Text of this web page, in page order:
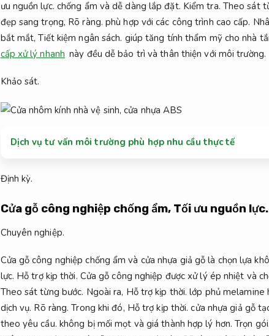
ưu nguồn lực. chống ẩm và dễ dàng lắp đặt. Kiểm tra. Theo sát
đẹp sang trọng, Rõ ràng. phù hợp với các công trình cao cấp.
bắt mắt,Tiết kiệm ngân sách. giúp tăng tính thẩm mỹ cho nhà
cấp xử lý nhanh này đều dễ bảo trì và thân thiện với môi trường.
Khảo sát.
Dịch vụ tư vấn môi trường phù hợp nhu cầu thực tế
Định kỳ.
Cửa gỗ công nghiệp chống ẩm, Tối ưu nguồn lực.
Chuyên nghiệp.
Cửa gỗ công nghiệp chống ẩm và cửa nhựa giả gỗ là chọn lựa
lực. Hỗ trợ kịp thời. Cửa gỗ công nghiệp được xử lý ép nhiệt và
Theo sát từng bước. Ngoài ra, Hỗ trợ kịp thời. lớp phủ melamine
dịch vụ. Rõ ràng. Trong khi đó, Hỗ trợ kịp thời. cửa nhựa giả gỗ
theo yêu cầu. không bị mối mọt và giá thành hợp lý hơn.Trọn gói.